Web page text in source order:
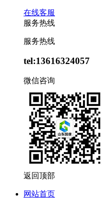
在线客服
服务热线
服务热线
tel:13616324057
微信咨询
返回顶部
网站首页